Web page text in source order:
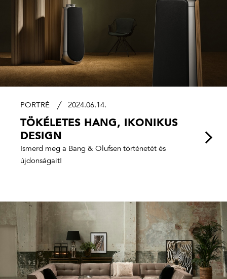
PORTRÉ 2024.06.14.
TÖKÉLETES HANG, IKONIKUS
DESIGN
Ismerd meg a Bang & Olufsen történetét és
újdonságait!